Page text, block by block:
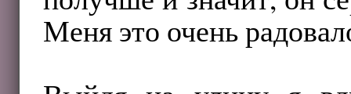
Меня это очень